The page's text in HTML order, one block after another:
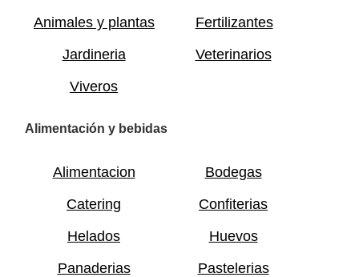
Animales y plantas
Fertilizantes
Jardineria
Veterinarios
Viveros
Alimentación y bebidas
Alimentacion
Bodegas
Catering
Confiterias
Helados
Huevos
Panaderias
Pastelerias